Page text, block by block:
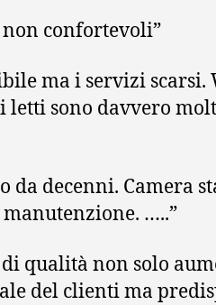
non confortevoli”
ma i servizi scarsi.
letti sono davvero
da decenni. Camera
…..”
qualità non solo
del clienti ma